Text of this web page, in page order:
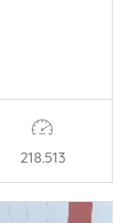
218.513